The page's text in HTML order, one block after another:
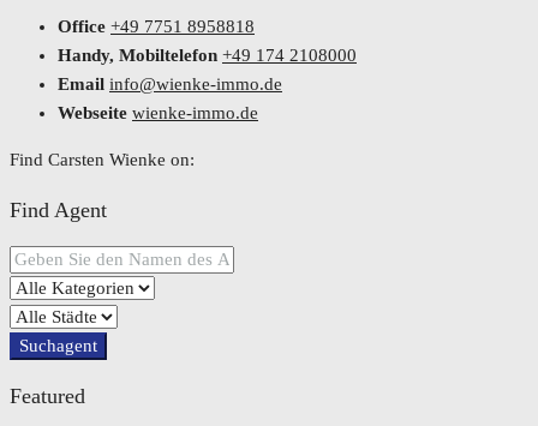
Office +49 7751 8958818
Handy, Mobiltelefon +49 174 2108000
Email info@wienke-immo.de
Webseite wienke-immo.de
Find Carsten Wienke on:
Find Agent
Suchagent
Featured